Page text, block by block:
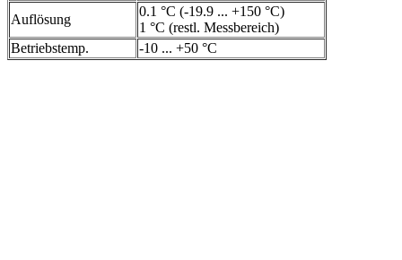
Auflösung
0.1 °C (-19.9 ... +150 °C)
1 °C (restl. Messbereich)
Betriebstemp.
-10 ... +50 °C